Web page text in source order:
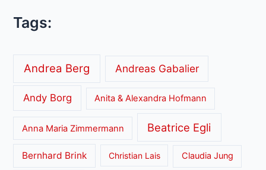
Tags:
Andrea Berg Andreas Gabalier
Andy Borg Anita & Alexandra Hofmann
Anna Maria Zimmermann Beatrice Egli
Bernhard Brink Christian Lais Claudia Jung